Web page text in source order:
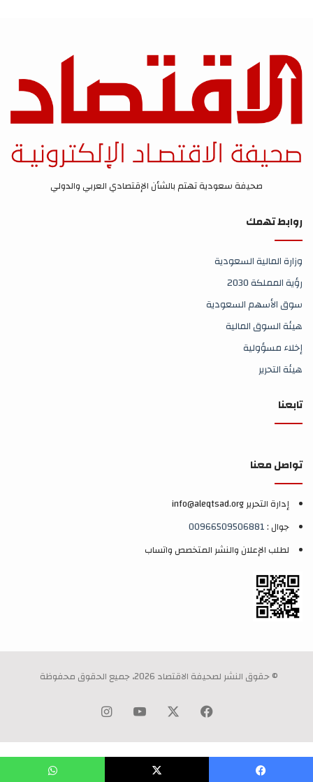
صحيفة سعودية تهتم بالشأن الإقتصادي العربي والدولي
روابط تهمك
وزارة المالية السعودية
رؤية المملكة 2030
سوق الأسهم السعودية
هيئة السوق المالية
إخلاء مسؤولية
هيئة التحرير
تابعنا
تواصل معنا
إدارة التحرير info@aleqtsad.org
جوال :00966509506881
لطلب الإعلان والنشر المتخصص واتساب
© حقوق النشر لصحيفة الاقتصاد 2026، جميع الحقوق محفوظة
فيسبوك ‫YouTube
Powered By :